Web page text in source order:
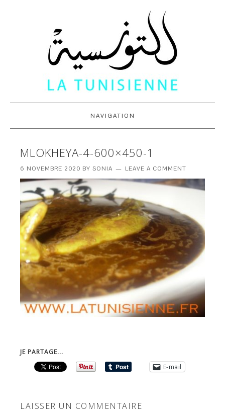
NAVIGATION
MLOKHEYA-4-600×450-1
6 NOVEMBRE 2020 BYSONIA LEAVE A COMMENT
JE PARTAGE...
E-mail
LAISSER UN COMMENTAIRE